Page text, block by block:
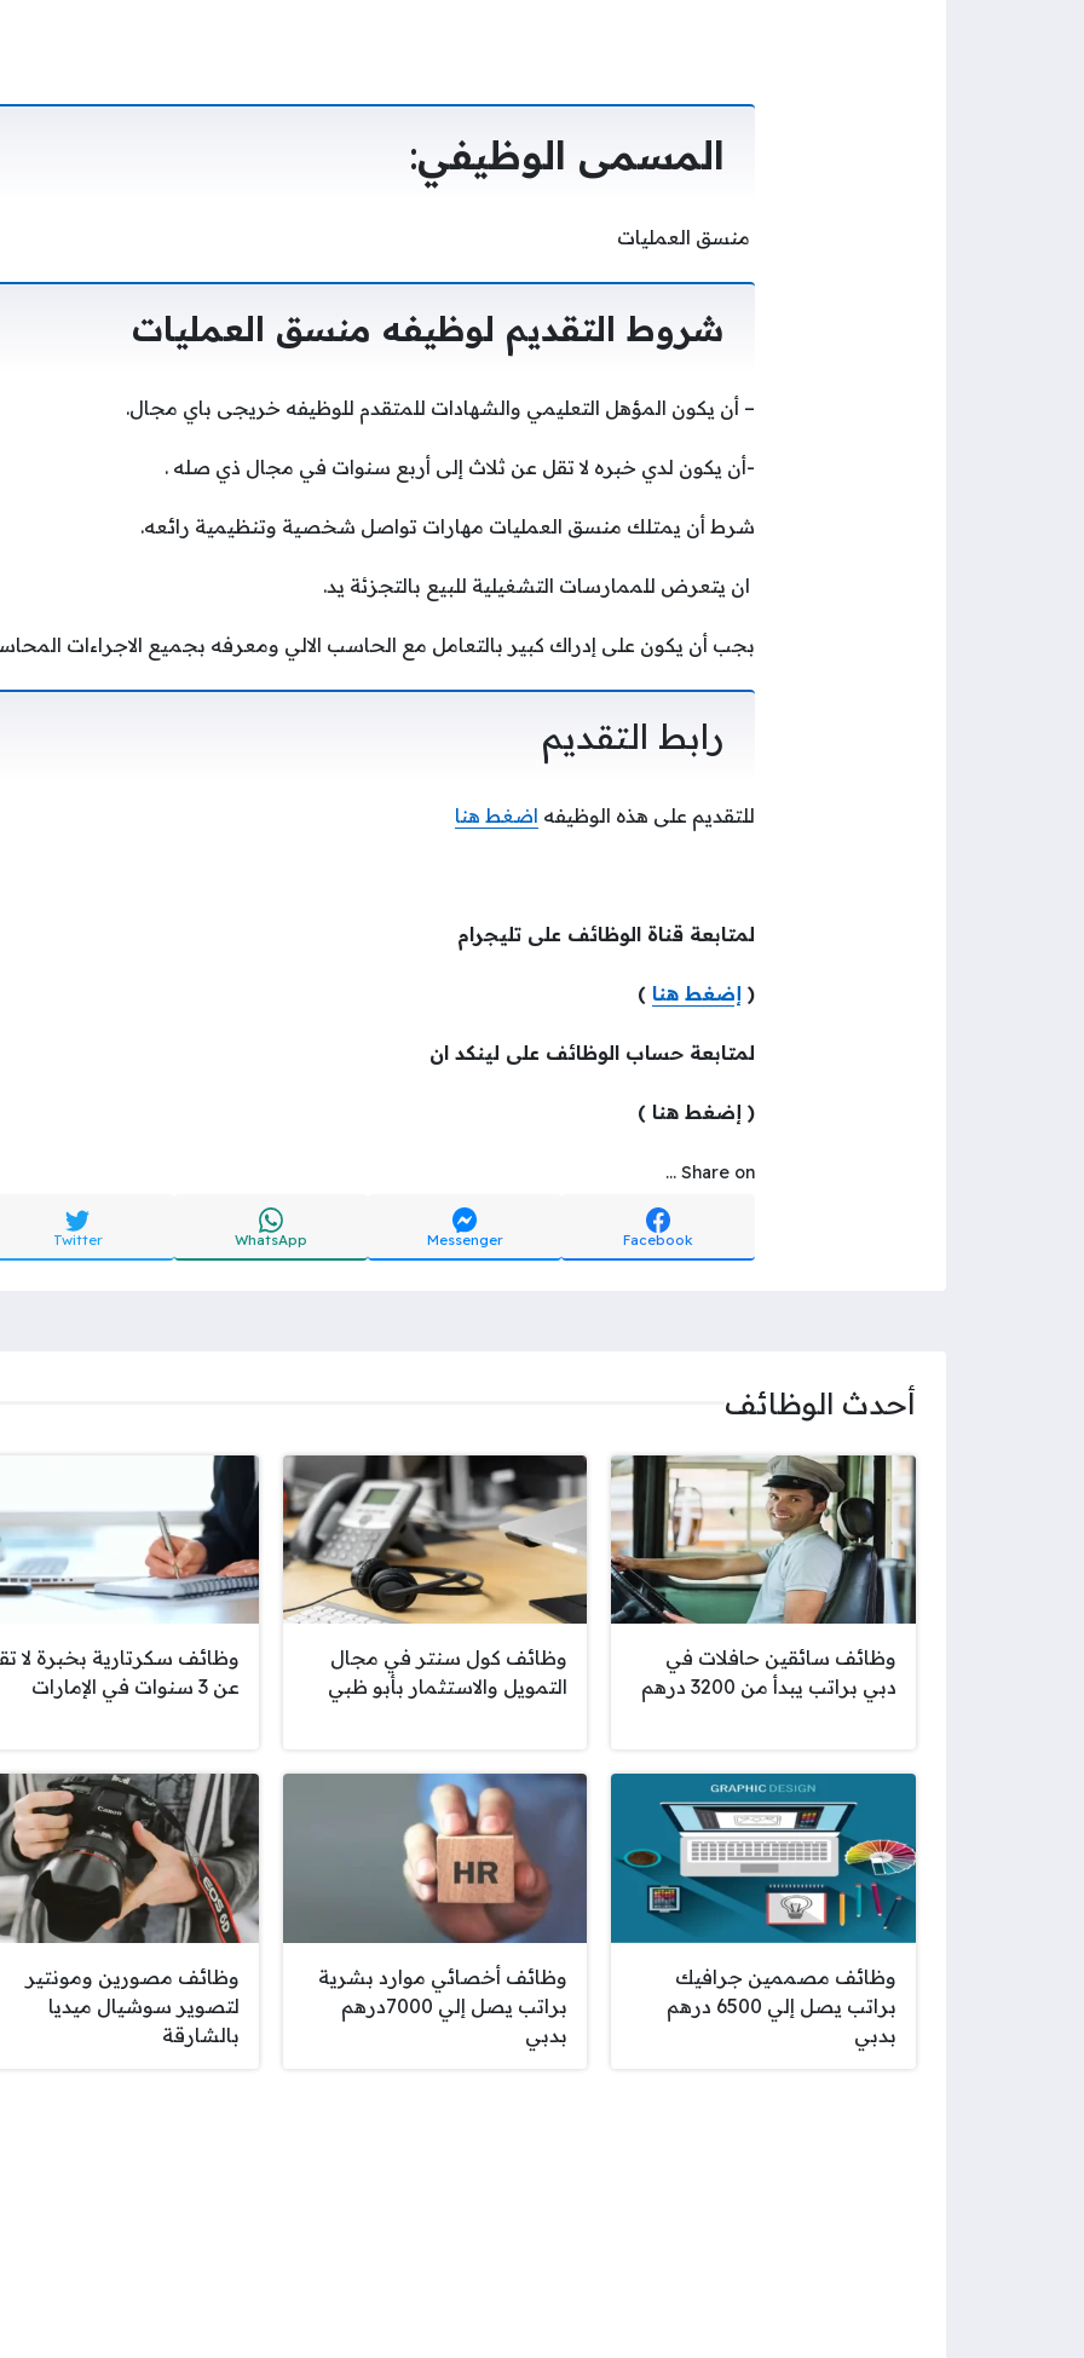
المسمى الوظيفي:
منسق العمليات
شروط التقديم لوظيفه منسق العمليات
– أن يكون المؤهل التعليمي والشهادات للمتقدم للوظيفه خريجى باي مجال.
-أن يكون لدي خبره لا تقل عن ثلاث إلى أربع سنوات في مجال ذي صله .
شرط أن يمتلك منسق العمليات مهارات تواصل شخصية وتنظيمية رائعه.
ان يتعرض للممارسات التشغيلية للبيع بالتجزئة يد.
بجب أن يكون على إدراك كبير بالتعامل مع الحاسب الالي ومعرفه بجميع الاجراءات
رابط التقديم
للتقديم على هذه الوظيفه اضغط هنا
لمتابعة قناة الوظائف على تليجرام
( إضغط هنا )
لمتابعة حساب الوظائف على لينكد ان
( إضغط هنا )
Share on ...
Facebook
Messenger
WhatsApp
Twitter
أحدث الوظائف
وظائف سائقين حافلات في
دبي براتب يبدأ من 3200 درهم
وظائف كول سنتر في مجال
التمويل والاستثمار بأبو ظبي
وظائف سكرتارية بخبرة لا
عن 3 سنوات في الإمارات
وظائف مصممين جرافيك
براتب يصل إلي 6500 درهم
بدبي
وظائف أخصائي موارد بشرية
براتب يصل إلي 7000درهم
بدبي
وظائف مصورين ومونتير
لتصوير سوشيال ميديا
بالشارقة